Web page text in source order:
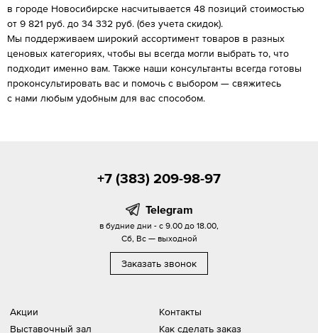
в городе Новосибирске насчитывается 48 позиций стоимостью
от 9 821 руб. до 34 332 руб. (без учета скидок).
Мы поддерживаем широкий ассортимент товаров в разных
ценовых категориях, чтобы вы всегда могли выбрать то, что
подходит именно вам. Также наши консультанты всегда готовы
проконсультировать вас и помочь с выбором — свяжитесь
с нами любым удобным для вас способом.
Акции
Выставочный зал
Контакты
Как сделать заказ
+7 (383) 209-98-97
Telegram
в будние дни - с 9.00 до 18.00,
Сб, Вс — выходной
Заказать звонок